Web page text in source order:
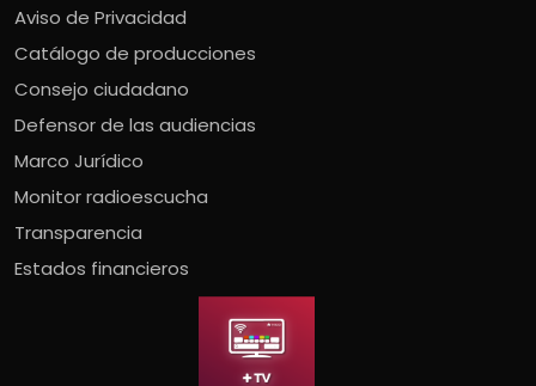
Aviso de Privacidad
Catálogo de producciones
Consejo ciudadano
Defensor de las audiencias
Marco Jurídico
Monitor radioescucha
Transparencia
Estados financieros